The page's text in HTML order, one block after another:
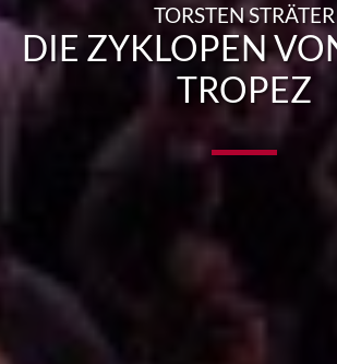
TORSTEN STRÄTER
DIE ZYKLOPEN
TROPEZ